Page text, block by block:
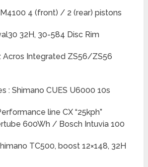
M4100 4 (front) / 2 (rear) pistons
32H, 30-584 Disc Rim
Acros Integrated ZS56/ZS56
: Shimano CUES U6000 10s
line CX “25kph”
600Wh / Bosch Intuvia 100
TC500, boost 12×148, 32H